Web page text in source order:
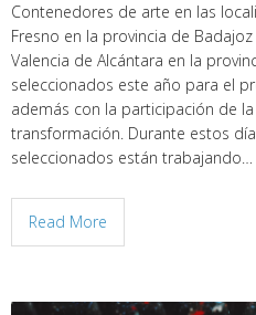
Contenedores de arte en las
Fresno en la provincia de
Valencia de Alcántara en la
seleccionados este año para el
además con la participación de
transformación. Durante estos
seleccionados están trabajando…
Read More